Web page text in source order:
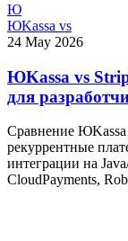
Ю
ЮKassa vs
24 May 2026
ЮKassa vs
для
Сравнение ЮKassa
рекуррентные
интеграции на
CloudPayments,